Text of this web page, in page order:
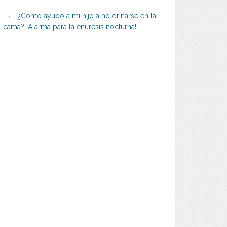
¿Cómo ayudo a mi hijo a no orinarse en la
cama? ¡Alarma para la enuresis nocturna!